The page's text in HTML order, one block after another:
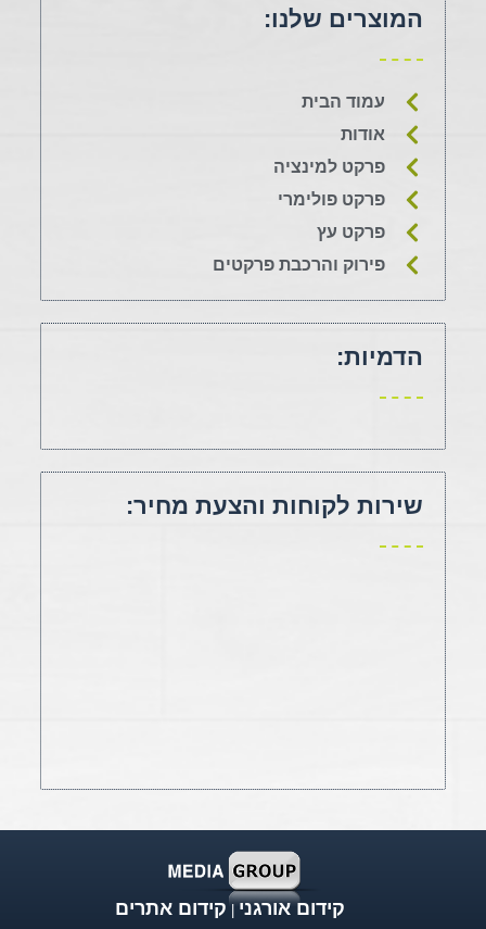
המוצרים שלנו:
עמוד הבית
אודות
פרקט למינציה
פרקט פולימרי
פרקט עץ
פירוק והרכבת פרקטים
הדמיות:
שירות לקוחות והצעת מחיר:
קידום אורגני קידום אתרים